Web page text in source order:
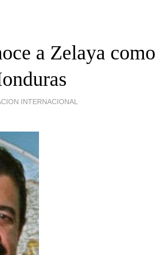
a Zelaya como
INTERNACIONAL